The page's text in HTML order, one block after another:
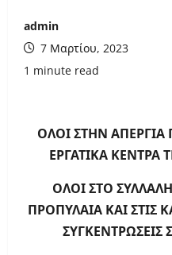
admin
7 Μαρτίου, 2023
1 minute read
ΟΛΟΙ ΣΤΗΝ ΑΠΕΡΓΙΑ
ΕΡΓΑΤΙΚΑ ΚΕΝΤΡΑ
ΟΛΟΙ ΣΤΟ
ΠΡΟΠΥΛΑΙΑ ΚΑΙ ΣΤΙΣ
ΣΥΓΚΕΝΤΡΩΣΕΙΣ